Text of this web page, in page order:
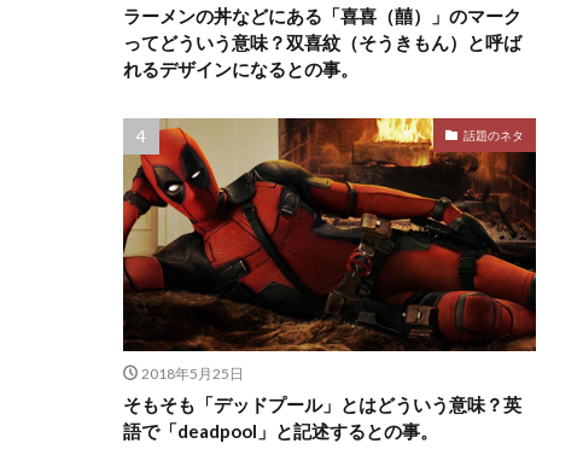
ラーメンの丼などにある「喜喜（囍）」のマーク
ってどういう意味？双喜紋（そうきもん）と呼ば
れるデザインになるとの事。
話題のネタ
2018年5月25日
そもそも「デッドプール」とはどういう意味？英
語で「deadpool」と記述するとの事。